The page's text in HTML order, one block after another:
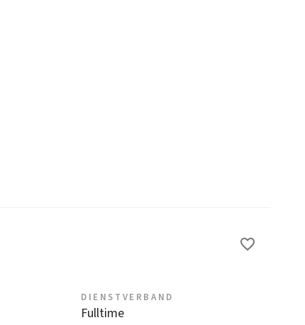
DIENSTVERBAND
Fulltime